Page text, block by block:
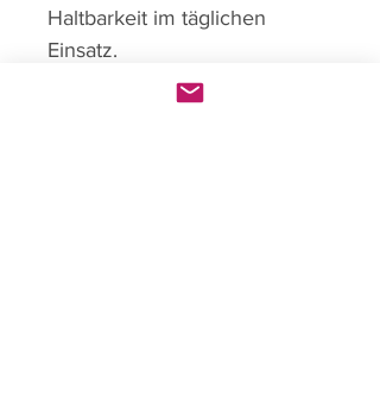
Haltbarkeit im täglichen
Einsatz.